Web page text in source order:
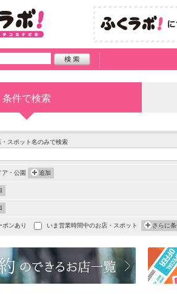
条件で検索
・スポット名のみで検索
ア・公園 追加
ポンあり いま営業時間中のお店・スポット さらに